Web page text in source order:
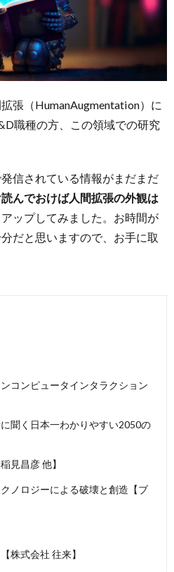
張（HumanAugmentation）に
職種の方、この領域での研究
信されている情報がまだまだ
んでおけば人間拡張の外観は
ップしてみました。お時間が
だと思いますので、お手に取
コンピュータインタラクション
聞く日本一わかりやすい2050の
見昌彦 他】
ノロジーによる破壊と創造【ブ
株式会社 往来】